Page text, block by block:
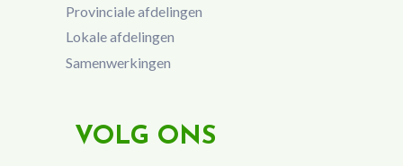
Provinciale afdelingen
Lokale afdelingen
Samenwerkingen
VOLG ONS